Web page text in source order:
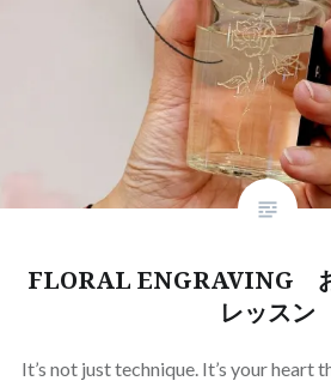
FLORAL ENGRAVING
レッスン
It’s not just technique. It’s your heart